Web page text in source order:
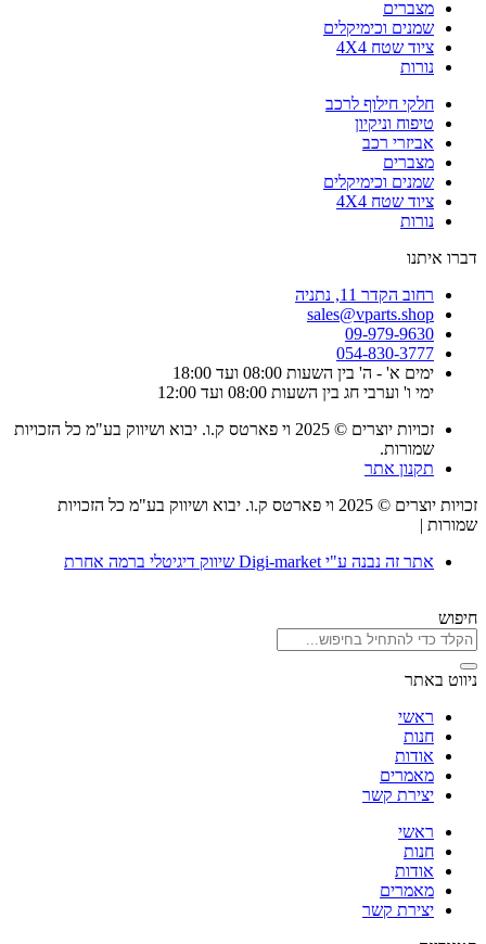
מצברים
שמנים וכימיקלים
ציוד שטח 4X4
נורות
חלקי חילוף לרכב
טיפוח וניקיון
אביזרי רכב
מצברים
שמנים וכימיקלים
ציוד שטח 4X4
נורות
דברו איתנו
רחוב הקדר 11, נתניה
sales@vparts.shop
09-979-9630
054-830-3777
ימים א' - ה' בין השעות 08:00 ועד 18:00
ימי ו' וערבי חג בין השעות 08:00 ועד 12:00
זכויות יוצרים © 2025 וי פארטס ק.ו. יבוא ושיווק בע"מ כל הזכויות
שמורות.
תקנון אתר
זכויות יוצרים © 2025 וי פארטס ק.ו. יבוא ושיווק בע"מ כל הזכויות
שמורות |
אתר זה נבנה ע"י Digi-market שיווק דיגיטלי ברמה אחרת
חיפוש
ניווט באתר
ראשי
חנות
אודות
מאמרים
יצירת קשר
ראשי
חנות
אודות
מאמרים
יצירת קשר